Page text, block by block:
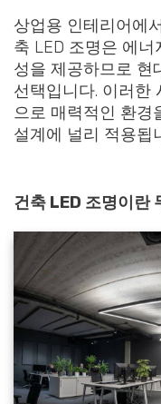
상업용 인테리어에
축 LED 조명은 에
성을 제공하므로 현
선택입니다. 이러한
으로 매력적인 환경
설계에 널리 적용됩
건축 LED 조명이란